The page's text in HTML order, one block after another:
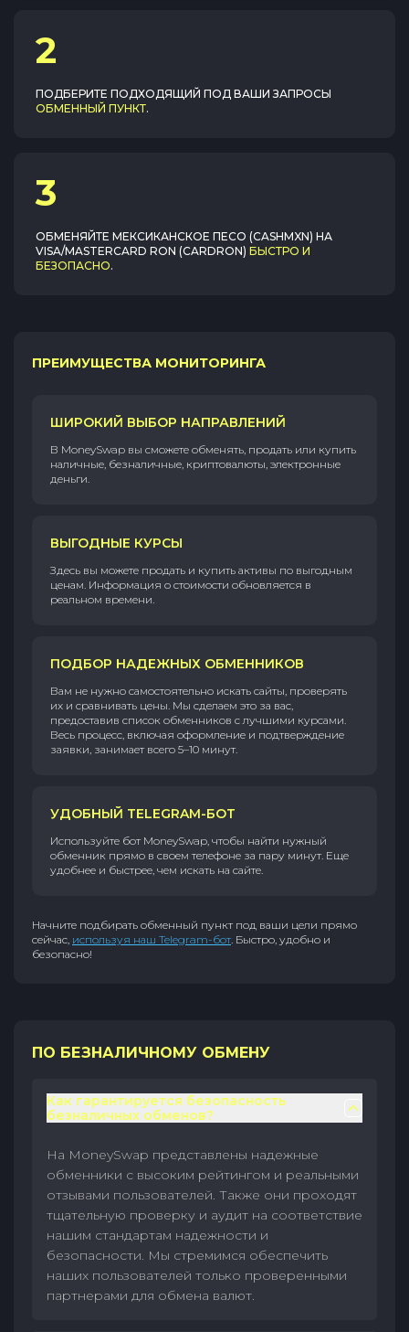
2
ПОДБЕРИТЕ ПОДХОДЯЩИЙ ПОД ВАШИ ЗАПРОСЫ
ОБМЕННЫЙ ПУНКТ.
3
ОБМЕНЯЙТЕ МЕКСИКАНСКОЕ ПЕСО (CASHMXN) НА
VISA/MASTERCARD RON (CARDRON) БЫСТРО И
БЕЗОПАСНО.
ПРЕИМУЩЕСТВА МОНИТОРИНГА
ШИРОКИЙ ВЫБОР НАПРАВЛЕНИЙ
В MoneySwap вы сможете обменять, продать или купить
наличные, безналичные, криптовалюты, электронные
деньги.
ВЫГОДНЫЕ КУРСЫ
Здесь вы можете продать и купить активы по выгодным
ценам. Информация о стоимости обновляется в
реальном времени.
ПОДБОР НАДЕЖНЫХ ОБМЕННИКОВ
Вам не нужно самостоятельно искать сайты, проверять
их и сравнивать цены. Мы сделаем это за вас,
предоставив список обменников с лучшими курсами.
Весь процесс, включая оформление и подтверждение
заявки, занимает всего 5–10 минут.
УДОБНЫЙ TELEGRAM-БОТ
Используйте бот MoneySwap, чтобы найти нужный
обменник прямо в своем телефоне за пару минут. Еще
удобнее и быстрее, чем искать на сайте.
Начните подбирать обменный пункт под ваши цели прямо
сейчас, используя наш Telegram-бот. Быстро, удобно и
безопасно!
ПО БЕЗНАЛИЧНОМУ ОБМЕНУ
Как гарантируется безопасность
безналичных обменов?
На MoneySwap представлены надежные
обменники с высоким рейтингом и реальными
отзывами пользователей. Также они проходят
тщательную проверку и аудит на соответствие
нашим стандартам надежности и
безопасности. Мы стремимся обеспечить
наших пользователей только проверенными
партнерами для обмена валют.